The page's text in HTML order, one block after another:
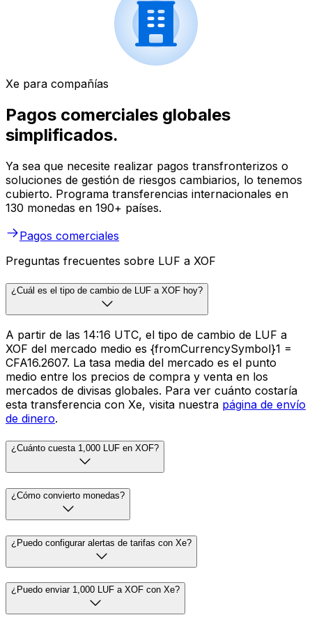
Xe para compañías
Pagos comerciales globales
simplificados.
Ya sea que necesite realizar pagos transfronterizos o
soluciones de gestión de riesgos cambiarios, lo tenemos
cubierto. Programa transferencias internacionales en
130 monedas en 190+ países.
Pagos comerciales
Preguntas frecuentes sobre LUF a XOF
¿Cuál es el tipo de cambio de LUF a XOF hoy?
A partir de las 14:16 UTC, el tipo de cambio de LUF a
XOF del mercado medio es {fromCurrencySymbol}1 =
CFA16.2607. La tasa media del mercado es el punto
medio entre los precios de compra y venta en los
mercados de divisas globales. Para ver cuánto costaría
esta transferencia con Xe, visita nuestra página de envío
de dinero.
¿Cuánto cuesta 1,000 LUF en XOF?
¿Cómo convierto monedas?
¿Puedo configurar alertas de tarifas con Xe?
¿Puedo enviar 1,000 LUF a XOF con Xe?